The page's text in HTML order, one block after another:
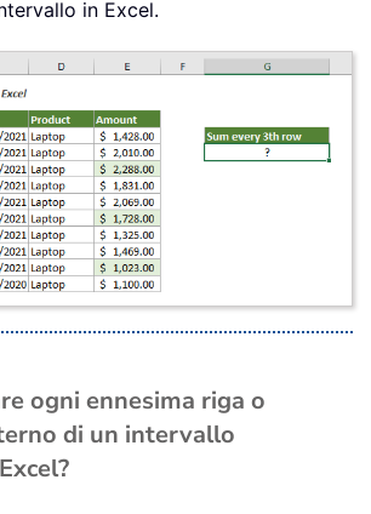
in Excel.
ogni ennesima riga o
di un intervallo